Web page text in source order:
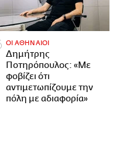
ΟΙ ΑΘΗΝΑΙΟΙ
Δημήτρης
Ποτηρόπουλος: «Με
φοβίζει ότι
αντιμετωπίζουμε την
πόλη με αδιαφορία»